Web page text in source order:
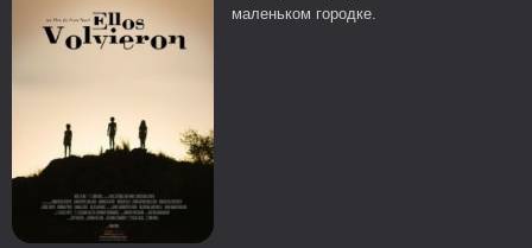
маленьком городке.